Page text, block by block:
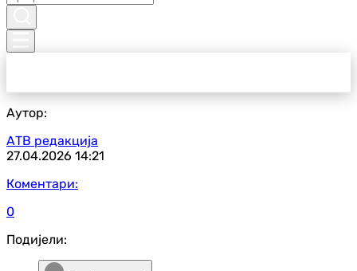
Аутор:
АТВ редакција
27.04.2026 14:21
Коментари:
0
Подијели: